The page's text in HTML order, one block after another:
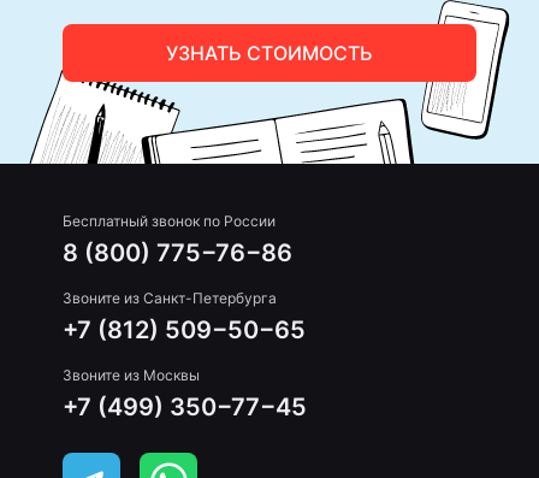
УЗНАТЬ СТОИМОСТЬ
Бесплатный звонок по России
8 (800) 775−76−86
Звоните из Санкт-Петербурга
+7 (812) 509−50−65
Звоните из Москвы
+7 (499) 350−77−45